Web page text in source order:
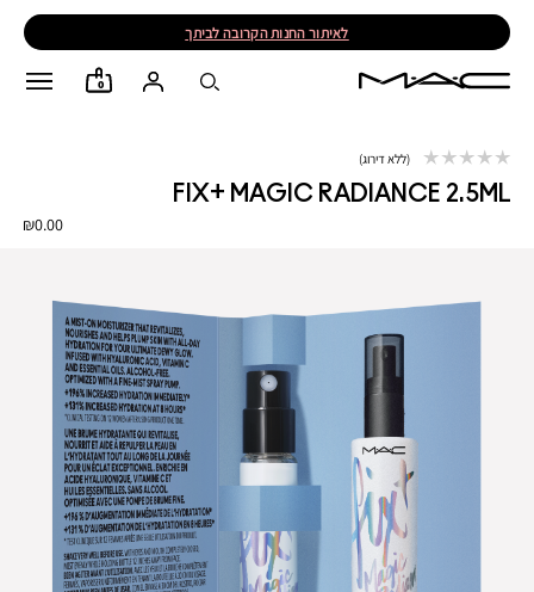
לאיתור החנות הקרובה לביתך
0
FIX+ MAGIC RADIANCE 2.5ML
₪0.00
ללא דירוג